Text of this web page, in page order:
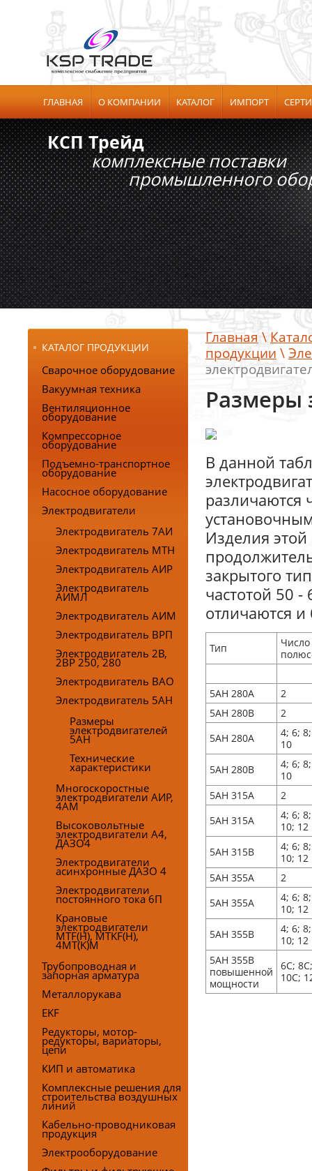
ГЛАВНАЯ О КОМПАНИИ КАТАЛОГ ИМПОРТ
КСП Трейд
комплексные поставки
промышленного
Главная \
продукции \
Размеры
В данной
различаются
Изделия
закрытого
частотой 50
отличаются
Тип
Число
5АН 280А
2
5АН 280В
2
5АН 280А
4; 6; 8;
10
5АН 280В
4; 6; 8;
10
5АН 315А
2
5АН 315А
4; 6; 8;
10; 12
5АН 315В
4; 6; 8;
10; 12
5АН 355А
2
5АН 355А
4; 6; 8;
10; 12
5АН 355В
4; 6; 8;
10; 12
5АН 355В
повышенной
мощности
6C; 8C;
10C;
КАТАЛОГ ПРОДУКЦИИ
Сварочное оборудование
Вакуумная техника
Вентиляционное
оборудование
Компрессорное
оборудование
Подъемно-транспортное
оборудование
Насосное оборудование
Электродвигатели
Электродвигатель 7АИ
Электродвигатель MTH
Электродвигатель АИР
Электродвигатель
АИМЛ
Электродвигатель АИМ
Электродвигатель ВРП
Электродвигатель 2В,
2ВР 250, 280
Электродвигатель ВАО
Электродвигатель 5AH
Размеры
электродвигателей
5AH
Технические
характеристики
Многоскоростные
электродвигатели АИР,
4АМ
Высоковольтные
электродвигатели А4,
ДАЗО4
Электродвигатели
асинхронные ДАЗО 4
Электродвигатели
постоянного тока 6П
Крановые
электродвигатели
MTF(H), MTKF(H),
4MT(K)M
Трубопроводная и
запорная арматура
Металлорукава
EKF
Редукторы, мотор-
редукторы, вариаторы,
цепи
КИП и автоматика
Комплексные решения для
строительства воздушных
линий
Кабельно-проводниковая
продукция
Электрооборудование